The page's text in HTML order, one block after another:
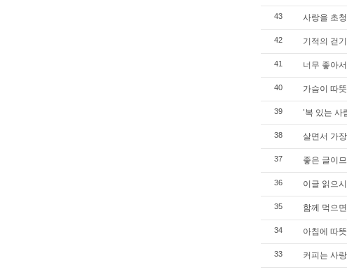
43 사랑을 초
42 기적의 걷
41 너무 좋아
40 가슴이 따
39 '복 있는 사
38 살면서 가
37 좋은 글이
36 이글 읽으
35 함께 먹으
34 아침에 따
33 커피는 사